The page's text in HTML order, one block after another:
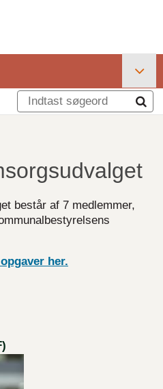
består af 7 medlemmer,
her.